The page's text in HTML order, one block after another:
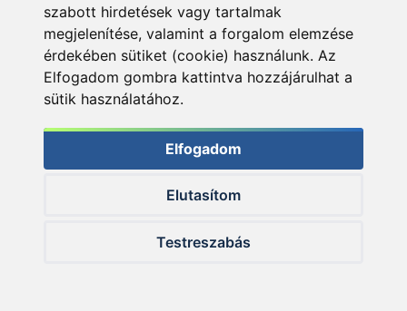
szabott hirdetések vagy tartalmak
megjelenítése, valamint a forgalom elemzése
érdekében sütiket (cookie) használunk. Az
Elfogadom gombra kattintva hozzájárulhat a
sütik használatához.
Elfogadom
Elutasítom
Testreszabás
A leportalanított felszerelés